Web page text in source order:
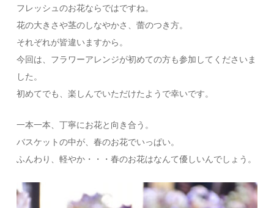
フレッシュのお花ならではですね。
花の大きさや茎のしなやかさ、蕾のつき方。
それぞれが皆違いますから。
今回は、フラワーアレンジが初めての方も参加してくださいま
した。
初めてでも、楽しんでいただけたようで幸いです。
一本一本、丁寧にお花と向き合う。
バスケットの中が、春のお花でいっぱい。
ふんわり、軽やか・・・春のお花はなんて優しいんでしょう。